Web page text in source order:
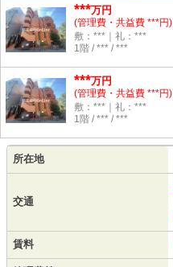
***万円
(管理費・共益費 ***円)
敷：***｜礼：***
1階 / *** / ***
***万円
(管理費・共益費 ***円)
敷：***｜礼：***
1階 / *** / ***
所在地
交通
賃料